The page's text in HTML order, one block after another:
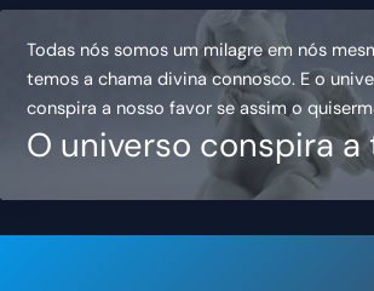
Todas nós somos um milagre em nós
temos a chama divina connosco. E o
conspira a nosso favor se assim o
O universo conspira a